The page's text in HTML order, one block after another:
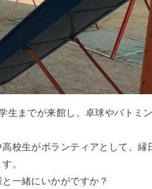
生までが来館し、卓球やバトミ
校生がボランティアとして、縁
。
一緒にいかがですか？